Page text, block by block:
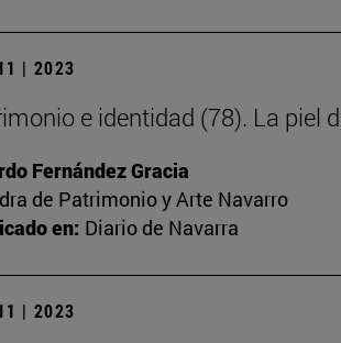
| 2023
e identidad (78). La piel
Fernández Gracia
de Patrimonio y Arte Navarro
en: Diario de Navarra
| 2023